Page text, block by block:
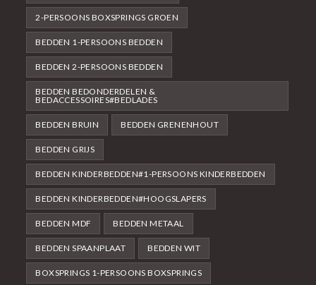
2-PERSOONS BOXSPRINGS GROEN
BEDDEN 1-PERSOONS BEDDEN
BEDDEN 2-PERSOONS BEDDEN
BEDDEN BEDONDERDELEN &
BEDACCESSOIRES#BEDLADES
BEDDEN BRUIN BEDDEN GRENENHOUT
BEDDEN GRIJS
BEDDEN KINDERBEDDEN#1-PERSOONS KINDERBEDDEN
BEDDEN KINDERBEDDEN#HOOGSLAPERS
BEDDEN MDF BEDDEN METAAL
BEDDEN SPAANPLAAT BEDDEN WIT
BOXSPRINGS 1-PERSOONS BOXSPRINGS